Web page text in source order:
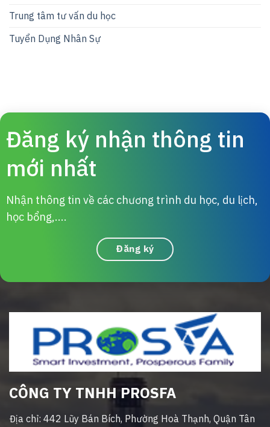
Trung tâm tư vấn du học
Tuyển Dụng Nhân Sự
Đăng ký nhận thông tin
mới nhất
Nhận thông tin về các chương trình du học, du lịch,
học bổng,....
Đăng ký
CÔNG TY TNHH PROSFA
Địa chỉ: 442 Lũy Bán Bích, Phường Hoà Thạnh, Quận Tân